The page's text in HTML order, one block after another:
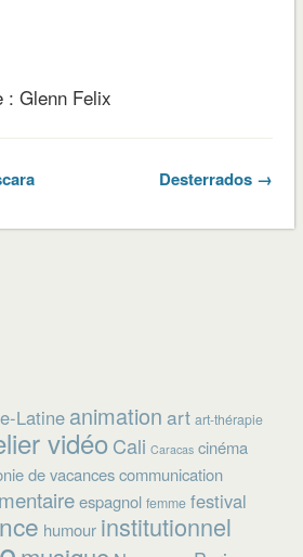
: Glenn Felix
Desterrados →
Latine animation art art-thérapie
vidéoCali Caracas cinéma
de vacancescommunication
espagnol femme festival
humour institutionnel